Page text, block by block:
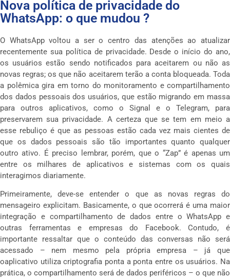
Nova política de privacidade do
WhatsApp: o que mudou ?
O WhatsApp voltou a ser o centro das atenções ao atualizar
recentemente sua política de privacidade. Desde o início do ano,
os usuários estão sendo notificados para aceitarem ou não as
novas regras; os que não aceitarem terão a conta bloqueada. Toda
a polêmica gira em torno do monitoramento e compartilhamento
dos dados pessoais dos usuários, que estão migrando em massa
para outros aplicativos, como o Signal e o Telegram, para
preservarem sua privacidade. A certeza que se tem em meio a
esse rebuliço é que as pessoas estão cada vez mais cientes de
que os dados pessoais são tão importantes quanto qualquer
outro ativo. É preciso lembrar, porém, que o “Zap” é apenas um
entre os milhares de aplicativos e sistemas com os quais
interagimos diariamente.
Primeiramente, deve-se entender o que as novas regras do
mensageiro explicitam. Basicamente, o que ocorrerá é uma maior
integração e compartilhamento de dados entre o WhatsApp e
outras ferramentas e empresas do Facebook. Contudo, é
importante ressaltar que o conteúdo das conversas não será
acessado – nem mesmo pela própria empresa – já que
oaplicativo utiliza criptografia ponta a ponta entre os usuários. Na
prática, o compartilhamento será de dados periféricos – o que não